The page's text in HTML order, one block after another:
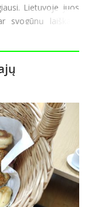
Lietuvoje juos
svogūnų laiškais,
ir su sojų